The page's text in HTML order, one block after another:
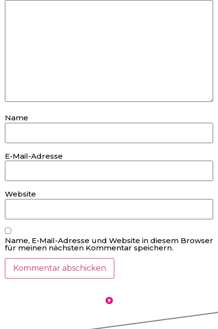
Name
E-Mail-Adresse
Website
Name, E-Mail-Adresse und Website in diesem Browser
für meinen nächsten Kommentar speichern.